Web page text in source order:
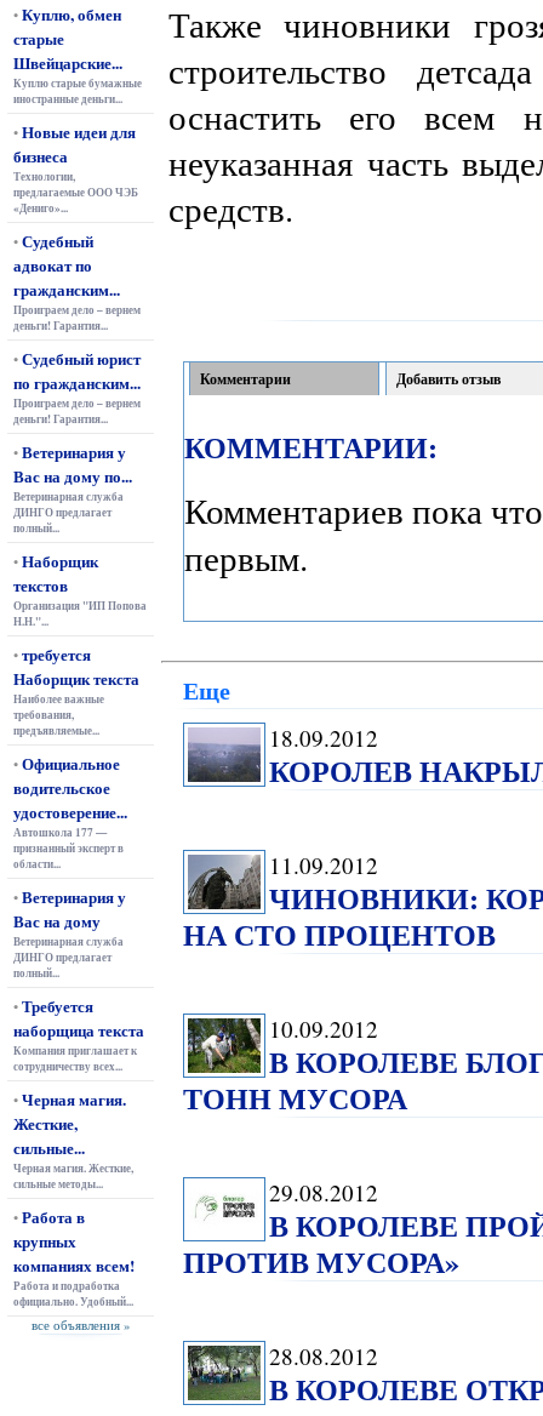
•Куплю, обмен
старые
Швейцарские...
Куплю старые бумажные
иностранные деньги...
•Новые идеи для
бизнеса
Технологии,
предлагаемые ООО ЧЭБ
«Дениго»...
•Судебный
адвокат по
гражданским...
Проиграем дело – вернем
деньги! Гарантия...
•Судебный юрист
по гражданским...
Проиграем дело – вернем
деньги! Гарантия...
•Ветеринария у
Вас на дому по...
Ветеринарная служба
ДИНГО предлагает
полный...
•Наборщик
текстов
Организация "ИП Попова
Н.Н."...
•требуется
Наборщик текста
Наиболее важные
требования,
предъявляемые...
•Официальное
водительское
удостоверение...
Автошкола 177 —
признанный эксперт в
области...
•Ветеринария у
Вас на дому
Ветеринарная служба
ДИНГО предлагает
полный...
•Требуется
наборщица текста
Компания приглашает к
сотрудничеству всех...
•Черная магия.
Жесткие,
сильные...
Черная магия. Жесткие,
сильные методы...
•Работа в
крупных
компаниях всем!
Работа и подработка
официально. Удобный...
все объявления »
Также чиновники
строительство
оснастить его всем
неуказанная часть
средств.
Комментарии Добавить отзыв
КОММЕНТАРИИ:
Комментариев пока
первым.
Еще
18.09.2012
КОРОЛЕВ
11.09.2012
ЧИНОВНИКИ:
НА СТО ПРОЦЕНТОВ
10.09.2012
В КОРОЛЕВЕ
ТОНН МУСОРА
29.08.2012
В КОРОЛЕВЕ
ПРОТИВ МУСОРА»
28.08.2012
В КОРОЛЕВЕ